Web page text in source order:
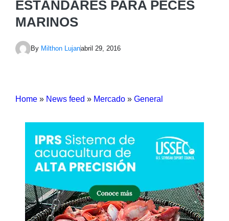
ESTÁNDARES PARA PECES
MARINOS
By Milthon Lujanabril 29, 2016
Home » News feed » Mercado » General